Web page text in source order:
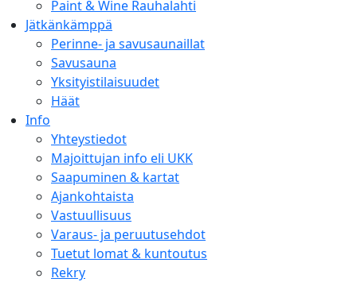
Paint & Wine Rauhalahti
Jätkänkämppä
Perinne- ja savusaunaillat
Savusauna
Yksityistilaisuudet
Häät
Info
Yhteystiedot
Majoittujan info eli UKK
Saapuminen & kartat
Ajankohtaista
Vastuullisuus
Varaus- ja peruutusehdot
Tuetut lomat & kuntoutus
Rekry